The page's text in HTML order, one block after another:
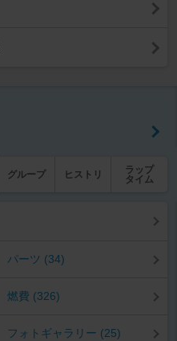
グループ ヒストリ
ラップ
タイム
パーツ (34)
燃費 (326)
フォトギャラリー (25)